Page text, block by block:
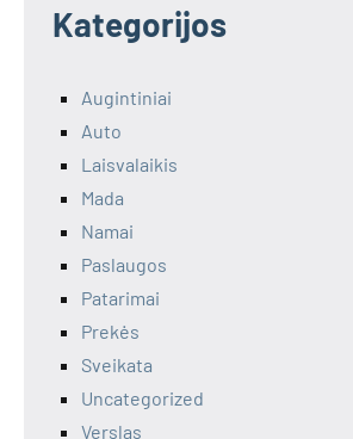
Kategorijos
Augintiniai
Auto
Laisvalaikis
Mada
Namai
Paslaugos
Patarimai
Prekės
Sveikata
Uncategorized
Verslas